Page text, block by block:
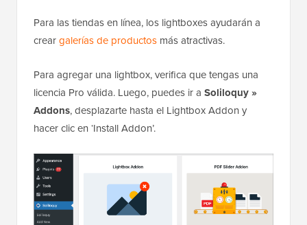
Para las tiendas en línea, los lightboxes ayudarán a
creargalerías de productos más atractivas.
Para agregar una lightbox, verifica que tengas una
licencia Pro válida. Luego, puedes ir a Soliloquy »
Addons, desplazarte hasta el Lightbox Addon y
hacer clic en ‘Install Addon’.